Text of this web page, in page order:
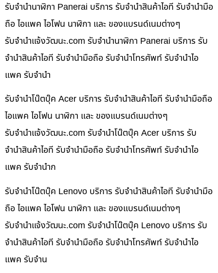
รับจำนำนาฬิกา Panerai บริการ รับจำนำสินค้าไอที รับจำนำมือ
ถือ ไอแพค ไอโฟน นาฬิกา และ ของแบรนด์เนมต่างๆ
รับจํานําแจ้งวัฒนะ.com รับจำนำนาฬิกา Panerai บริการ รับ
จำนำสินค้าไอที รับจำนำมือถือ รับจำนำโทรศัพท์ รับจำนำไอ
แพค รับจำนำ
รับจำนำโน๊ตบุ๊ค Acer บริการ รับจำนำสินค้าไอที รับจำนำมือถือ
ไอแพค ไอโฟน นาฬิกา และ ของแบรนด์เนมต่างๆ
รับจํานําแจ้งวัฒนะ.com รับจำนำโน๊ตบุ๊ค Acer บริการ รับ
จำนำสินค้าไอที รับจำนำมือถือ รับจำนำโทรศัพท์ รับจำนำไอ
แพค รับจำนำก
รับจำนำโน๊ตบุ๊ค Lenovo บริการ รับจำนำสินค้าไอที รับจำนำมือ
ถือ ไอแพค ไอโฟน นาฬิกา และ ของแบรนด์เนมต่างๆ
รับจํานําแจ้งวัฒนะ.com รับจำนำโน๊ตบุ๊ค Lenovo บริการ รับ
จำนำสินค้าไอที รับจำนำมือถือ รับจำนำโทรศัพท์ รับจำนำไอ
แพค รับจำน